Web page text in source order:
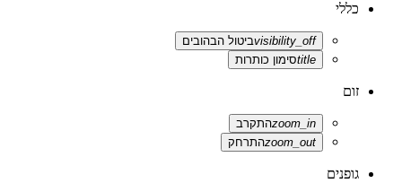
כללי
visibility_offביטול הבהובים
titleסימון כותרות
זום
zoom_inהתקרב
zoom_outהתרחק
גופנים